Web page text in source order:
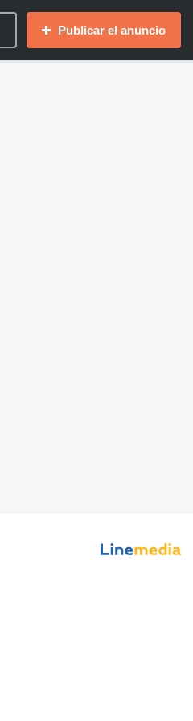
Publicar el anuncio